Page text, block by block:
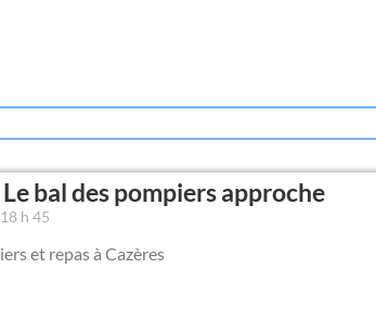
Le bal des pompiers approche
18 h 45
et repas à Cazères